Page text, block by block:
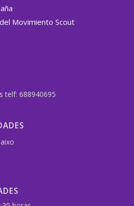
Movimiento Scout
telf: 688940695